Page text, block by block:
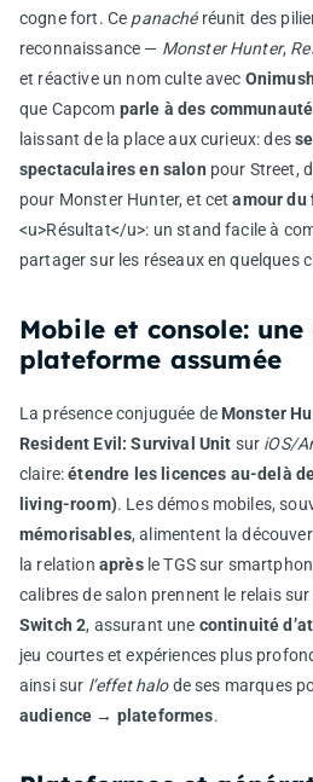
cogne fort. Ce panachéréunit des
reconnaissance — Monster Hunter,
et réactive un nom culte avec
que Capcom parle à des
laissant de la place aux curieux: des
spectaculaires en salon pour Street,
pour Monster Hunter, et cetamour du
<u>Résultat</u>: un stand facile à
partager sur les réseaux en quelques
Mobile et console:
plateforme assumée
La présence conjuguée de Monster
Resident Evil: Survival Unit sur iOS/
claire:étendre les licences au-delà
living-room). Les démos mobiles,
mémorisables, alimentent la
la relation aprèsle TGS sur
calibres de salon prennent le relais sur
Switch 2, assurant une continuité
jeu courtes et expériences plus
ainsi sur l’effet halode ses marques
audience → plateformes.